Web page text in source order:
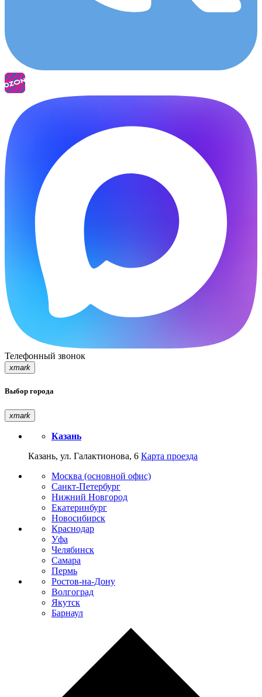
Телефонный звонок
xmark
Выбор города
xmark
Казань
Казань, ул. Галактионова, 6 Карта проезда
Москва (основной офис)
Санкт-Петербург
Нижний Новгород
Екатеринбург
Новосибирск
Краснодар
Уфа
Челябинск
Самара
Пермь
Ростов-на-Дону
Волгоград
Якутск
Барнаул